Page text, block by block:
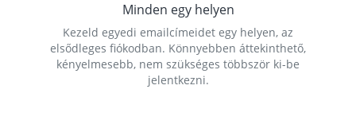
Minden egy helyen
Kezeld egyedi emailcímeidet egy helyen, az
elsődleges fiókodban. Könnyebben áttekinthető,
kényelmesebb, nem szükséges többször ki-be
jelentkezni.